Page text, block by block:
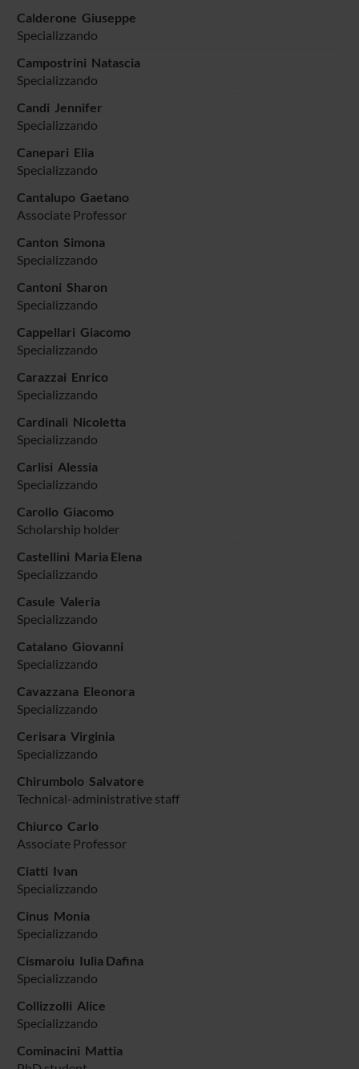
Calderone Giuseppe
Specializzando
Campostrini Natascia
Specializzando
Candi Jennifer
Specializzando
Canepari Elia
Specializzando
Cantalupo Gaetano
Associate Professor
Canton Simona
Specializzando
Cantoni Sharon
Specializzando
Cappellari Giacomo
Specializzando
Carazzai Enrico
Specializzando
Cardinali Nicoletta
Specializzando
Carlisi Alessia
Specializzando
Carollo Giacomo
Scholarship holder
Castellini Maria Elena
Specializzando
Casule Valeria
Specializzando
Catalano Giovanni
Specializzando
Cavazzana Eleonora
Specializzando
Cerisara Virginia
Specializzando
Chirumbolo Salvatore
Technical-administrative staff
Chiurco Carlo
Associate Professor
Ciatti Ivan
Specializzando
Cinus Monia
Specializzando
Cismaroiu Iulia Dafina
Specializzando
Collizzolli Alice
Specializzando
Cominacini Mattia